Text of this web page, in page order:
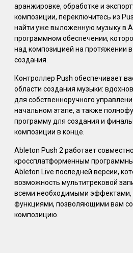
аранжировке, обработке и
композиции, переключитесь из
найти уже выложенную музыку в
программном обеспечении,
над композицией на протяжении
создания.
Контроллер Push обеспечивает
области создания музыки:
для собственноручного
начальном этапе, а также
программу для создания и
композиции в конце.
Ableton Push 2 работает
кроссплатформенным
Ableton Live последней версии,
возможность мультитрековой
всеми необходимыми эффектами,
функциями, позволяющими вам
композицию.